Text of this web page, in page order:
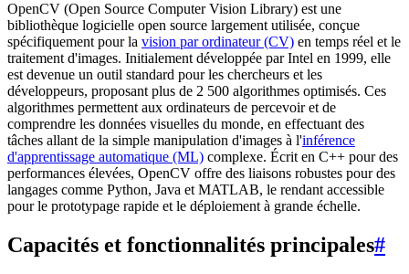
OpenCV (Open Source Computer Vision Library) est une
bibliothèque logicielle open source largement utilisée, conçue
spécifiquement pour la vision par ordinateur (CV) en temps réel et le
traitement d'images. Initialement développée par Intel en 1999, elle
est devenue un outil standard pour les chercheurs et les
développeurs, proposant plus de 2 500 algorithmes optimisés. Ces
algorithmes permettent aux ordinateurs de percevoir et de
comprendre les données visuelles du monde, en effectuant des
tâches allant de la simple manipulation d'images à l'inférence
d'apprentissage automatique (ML) complexe. Écrit en C++ pour des
performances élevées, OpenCV offre des liaisons robustes pour des
langages comme Python, Java et MATLAB, le rendant accessible
pour le prototypage rapide et le déploiement à grande échelle.
Capacités et fonctionnalités principales#